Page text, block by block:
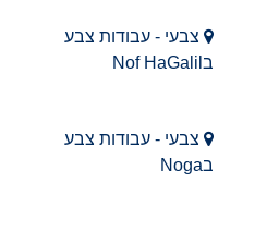
צבעי - עבודות צבע
בNof HaGalil
צבעי - עבודות צבע
בNoga